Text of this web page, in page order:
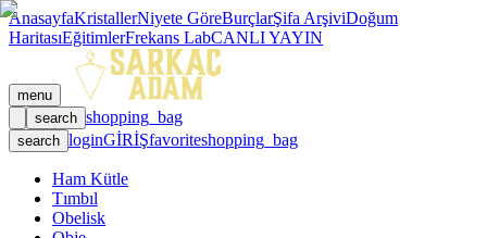
AnasayfaKristallerNiyete GöreBurçlarŞifa ArşiviDoğum
HaritasıEğitimlerFrekans LabCANLI YAYIN
menu
search shopping_bag
search loginGİRİŞfavoriteshopping_bag
Ham Kütle
Tımbıl
Obelisk